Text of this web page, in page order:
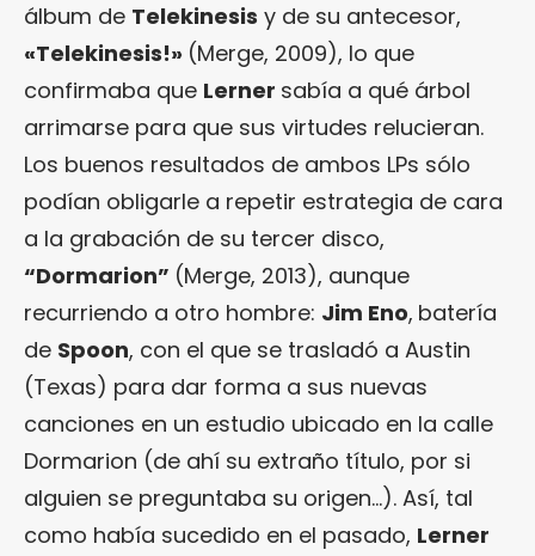
álbum de Telekinesis y de su antecesor,
«Telekinesis!» (Merge, 2009), lo que
confirmaba que Lerner sabía a qué árbol
arrimarse para que sus virtudes relucieran.
Los buenos resultados de ambos LPs sólo
podían obligarle a repetir estrategia de cara
a la grabación de su tercer disco,
“Dormarion” (Merge, 2013), aunque
recurriendo a otro hombre: Jim Eno, batería
de Spoon, con el que se trasladó a Austin
(Texas) para dar forma a sus nuevas
canciones en un estudio ubicado en la calle
Dormarion (de ahí su extraño título, por si
alguien se preguntaba su origen…). Así, tal
como había sucedido en el pasado, Lerner